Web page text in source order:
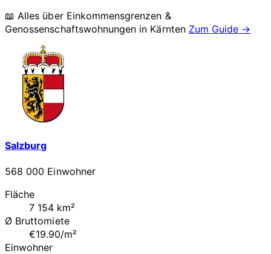
📖 Alles über Einkommensgrenzen &
Genossenschaftswohnungen in Kärnten Zum Guide →
Salzburg
568 000 Einwohner
Fläche
7 154 km²
Ø Bruttomiete
€19.90/m²
Einwohner